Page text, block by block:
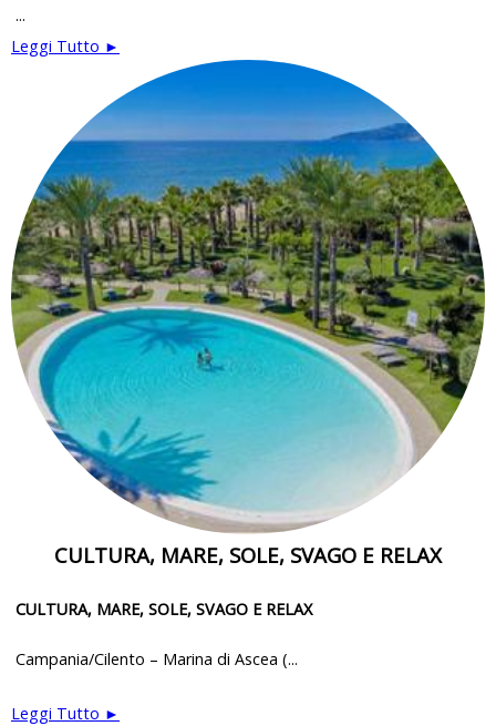
...
Leggi Tutto ►
CULTURA, MARE, SOLE, SVAGO E RELAX
CULTURA, MARE, SOLE, SVAGO E RELAX
Campania/Cilento – Marina di Ascea (...
Leggi Tutto ►